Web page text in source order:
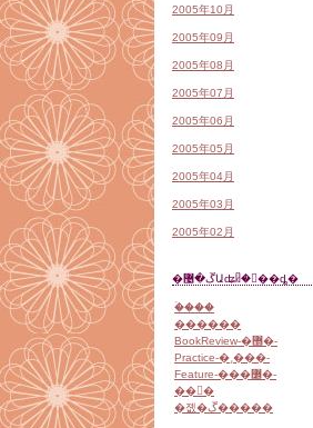
2005年10月
2005年09月
2005年08月
2005年07月
2005年06月
2005年05月
2005年04月
2005年03月
2005年02月
�ڱ�޴Աʥᥤ�󥵥��ȡ�
�ۡ���
������
BookReview-�޽�-
Practice-�¸���-
Feature-���߼�-
��󥯽�
�졦�ڱ�����